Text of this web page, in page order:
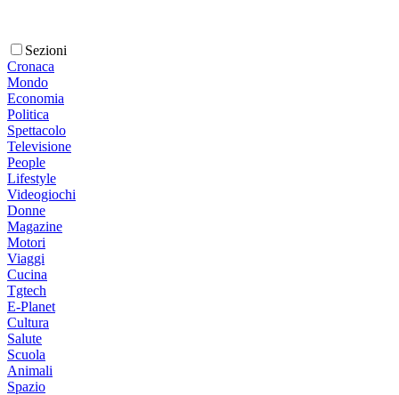
Sezioni
Cronaca
Mondo
Economia
Politica
Spettacolo
Televisione
People
Lifestyle
Videogiochi
Donne
Magazine
Motori
Viaggi
Cucina
Tgtech
E-Planet
Cultura
Salute
Scuola
Animali
Spazio